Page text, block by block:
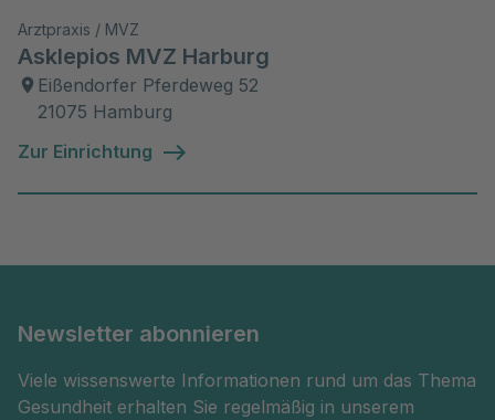
Arztpraxis / MVZ
Asklepios MVZ Harburg
Eißendorfer Pferdeweg 52
21075 Hamburg
Zur Einrichtung
Newsletter abonnieren
Viele wissenswerte Informationen rund um das Thema
Gesundheit erhalten Sie regelmäßig in unserem